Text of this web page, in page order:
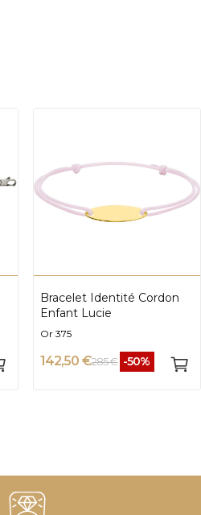
Bracelet Identité Cordon
Enfant Lucie
Or 375
142,50 €285 € -50%